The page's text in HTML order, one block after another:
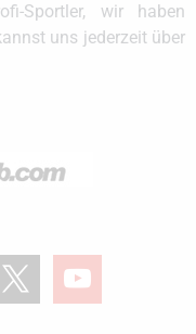
Sportler, wir haben
uns jederzeit über
youtube